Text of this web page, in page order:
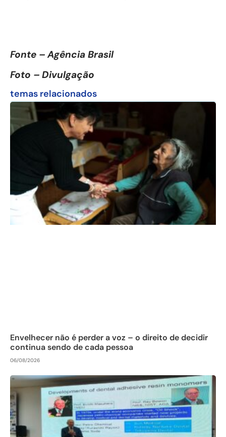
Fonte – Agência Brasil
Foto – Divulgação
temas relacionados
Envelhecer não é perder a voz – o direito de decidir
continua sendo de cada pessoa
06/08/2026